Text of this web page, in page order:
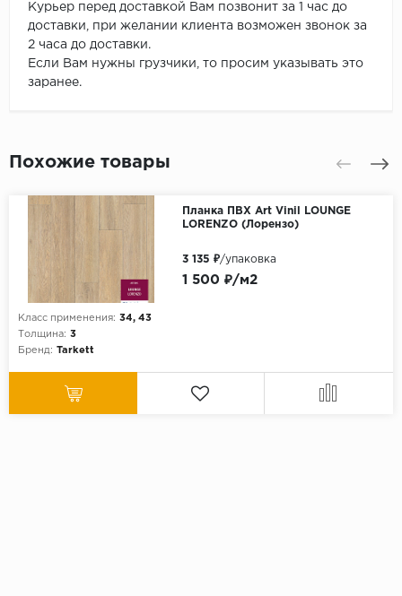
Курьер перед доставкой Вам позвонит за 1 час до
доставки, при желании клиента возможен звонок за
2 часа до доставки.
Если Вам нужны грузчики, то просим указывать это
заранее.
Похожие товары
Планка ПВХ Art Vinil LOUNGE
LORENZO (Лорензо)
Класс применения: 34, 43
Толщина: 3
Бренд: Tarkett
1 500 ₽/м2
3 135 ₽/упаковка